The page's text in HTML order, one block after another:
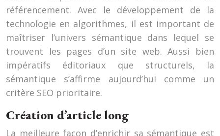
référencement. Avec le développement de la
technologie en algorithmes, il est important de
maîtriser l’univers sémantique dans lequel se
trouvent les pages d’un site web. Aussi bien
impératifs éditoriaux que structurels, la
sémantique s’affirme aujourd’hui comme un
critère SEO prioritaire.
Création d’article long
La meilleure façon d’enrichir sa sémantique est